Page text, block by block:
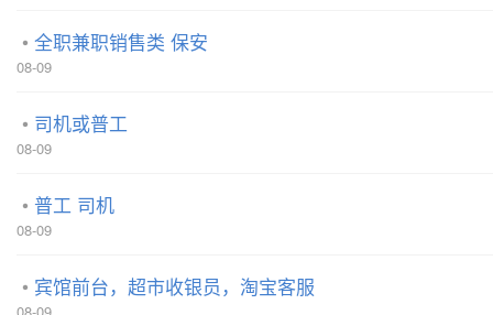
全职兼职销售类 保安
08-09
司机或普工
08-09
普工 司机
08-09
宾馆前台，超市收银员，淘宝客服